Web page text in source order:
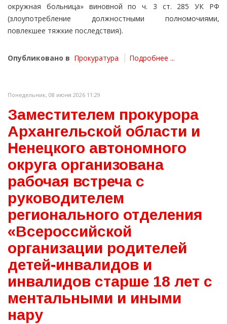
окружная больница» виновной по ч. 3 ст. 285 УК РФ
(злоупотребление должностными полномочиями,
повлекшее тяжкие последствия).
Опубликовано в Прокуратура Подробнее ...
Понедельник, 08 июня 2026 11:29
Заместителем прокурора
Архангельской области и
Ненецкого автономного
округа организована
рабочая встреча с
руководителем
регионального отделения
«Всероссийской
организации родителей
детей-инвалидов и
инвалидов старше 18 лет с
ментальными и иными
нару